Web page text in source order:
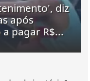
diz
após
pagar R$...